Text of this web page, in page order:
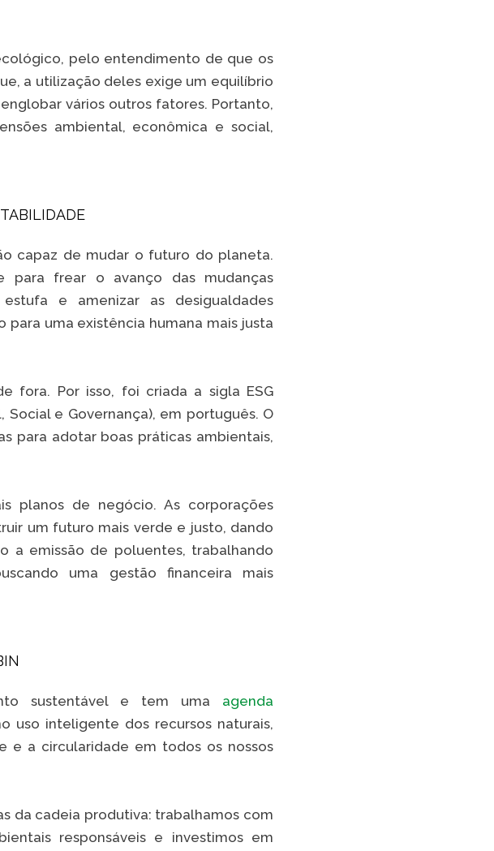
VER A LISTA COMPLETA
pelo entendimento de que os
a utilização deles exige um equilíbrio
vários outros fatores. Portanto,
ambiental, econômica e social,
capaz de mudar o futuro do planeta.
para frear o avanço das mudanças
e amenizar as desigualdades
para uma existência humana mais justa
fora. Por isso, foi criada a sigla ESG
Social e Governança), em português. O
para adotar boas práticas ambientais,
planos de negócio. As corporações
um futuro mais verde e justo, dando
a emissão de poluentes, trabalhando
uma gestão financeira mais
sustentável e tem uma agenda
uso inteligente dos recursos naturais,
e a circularidade em todos os nossos
da cadeia produtiva: trabalhamos com
responsáveis e investimos em